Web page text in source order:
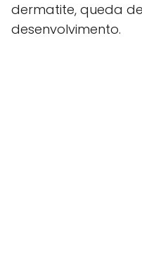
dermatite, queda
desenvolvimento.